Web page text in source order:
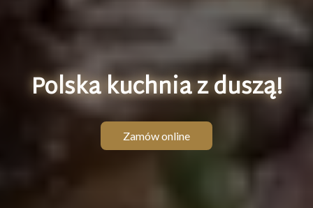
Polskakuchniazduszą!
Zamów online